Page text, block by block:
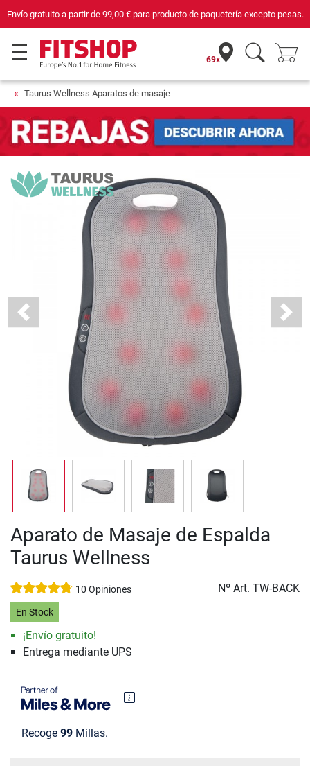
Compra con seguridad en Fitshop, comercio con sello de Confianza Online.
69x
Taurus Wellness Aparatos de masaje
Previous Next
Aparato de Masaje de Espalda
Taurus Wellness
10 Opiniones Nº Art. TW-BACK
En Stock
¡Envío gratuito!
Entrega mediante UPS
Recoge 99 Millas.